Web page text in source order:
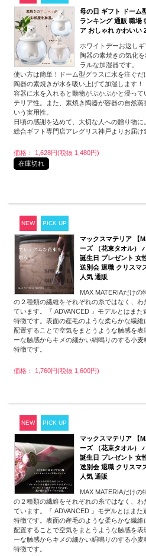
母の日 ギフト ドーム
ランキング 通販 職場
ア おしゃれ かわいい
ホワイトデーお返しギ
陶器の素焼きの気化
ラルな加湿器です。
使い方は簡単！ドーム型グラスに水を注ぐだ
陶器の素焼きが水を吸い上げて加湿します！
容器に水を入れると動物がぷかぷかと浸っ
テリア性。また、素焼き陶器が容器の自然
いう実用性。
日頃の感謝を込めて、大切な人への贈り物に。
総合ギフト専門店アレグリス神戸よりお届け
価格： 1,628円(税抜 1,480円)
在庫切れ
NEW PICK UP
マックスマテリア 【
ーズ （花束タオル）
誕生日 プレゼント 女
送別会 退職 クリスマ
人気 通販
MAX MATERIAだけ
の２種類の繊維をそれぞれの糸ではなく、
ています。『 ADVANCED 』モデルとはま
特徴です。表面の産毛のような柔らかな繊
配置することで空気をまとうような触感を
ーな触感からキメの細かい絹鳴りのする小
特徴です。
価格： 1,760円(税抜 1,600円)
NEW PICK UP
マックスマテリア 【
ーズ （花束タオル）
誕生日 プレゼント 女
送別会 退職 クリスマ
人気 通販
MAX MATERIAだけ
の２種類の繊維をそれぞれの糸ではなく、
ています。『 ADVANCED 』モデルとはま
特徴です。表面の産毛のような柔らかな繊
配置することで空気をまとうような触感を
ーな触感からキメの細かい絹鳴りのする小
特徴です。